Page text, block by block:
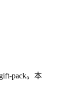
pack。本